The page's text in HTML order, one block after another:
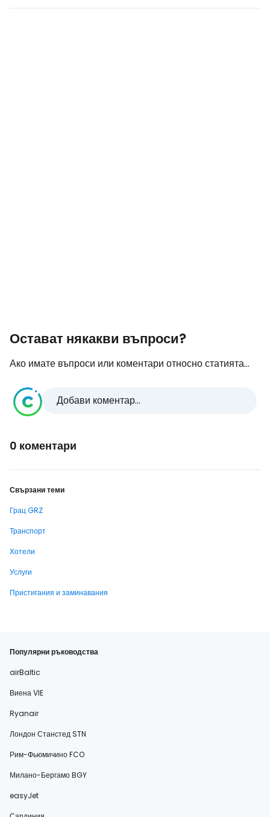
Остават някакви въпроси?
Ако имате въпроси или коментари относно статията...
Добави коментар...
0 коментари
Свързани теми
Грац GRZ
Транспорт
Хотели
Услуги
Пристигания и заминавания
Популярни ръководства
airBaltic
Виена VIE
Ryanair
Лондон Станстед STN
Рим-Фьюмичино FCO
Милано-Бергамо BGY
easyJet